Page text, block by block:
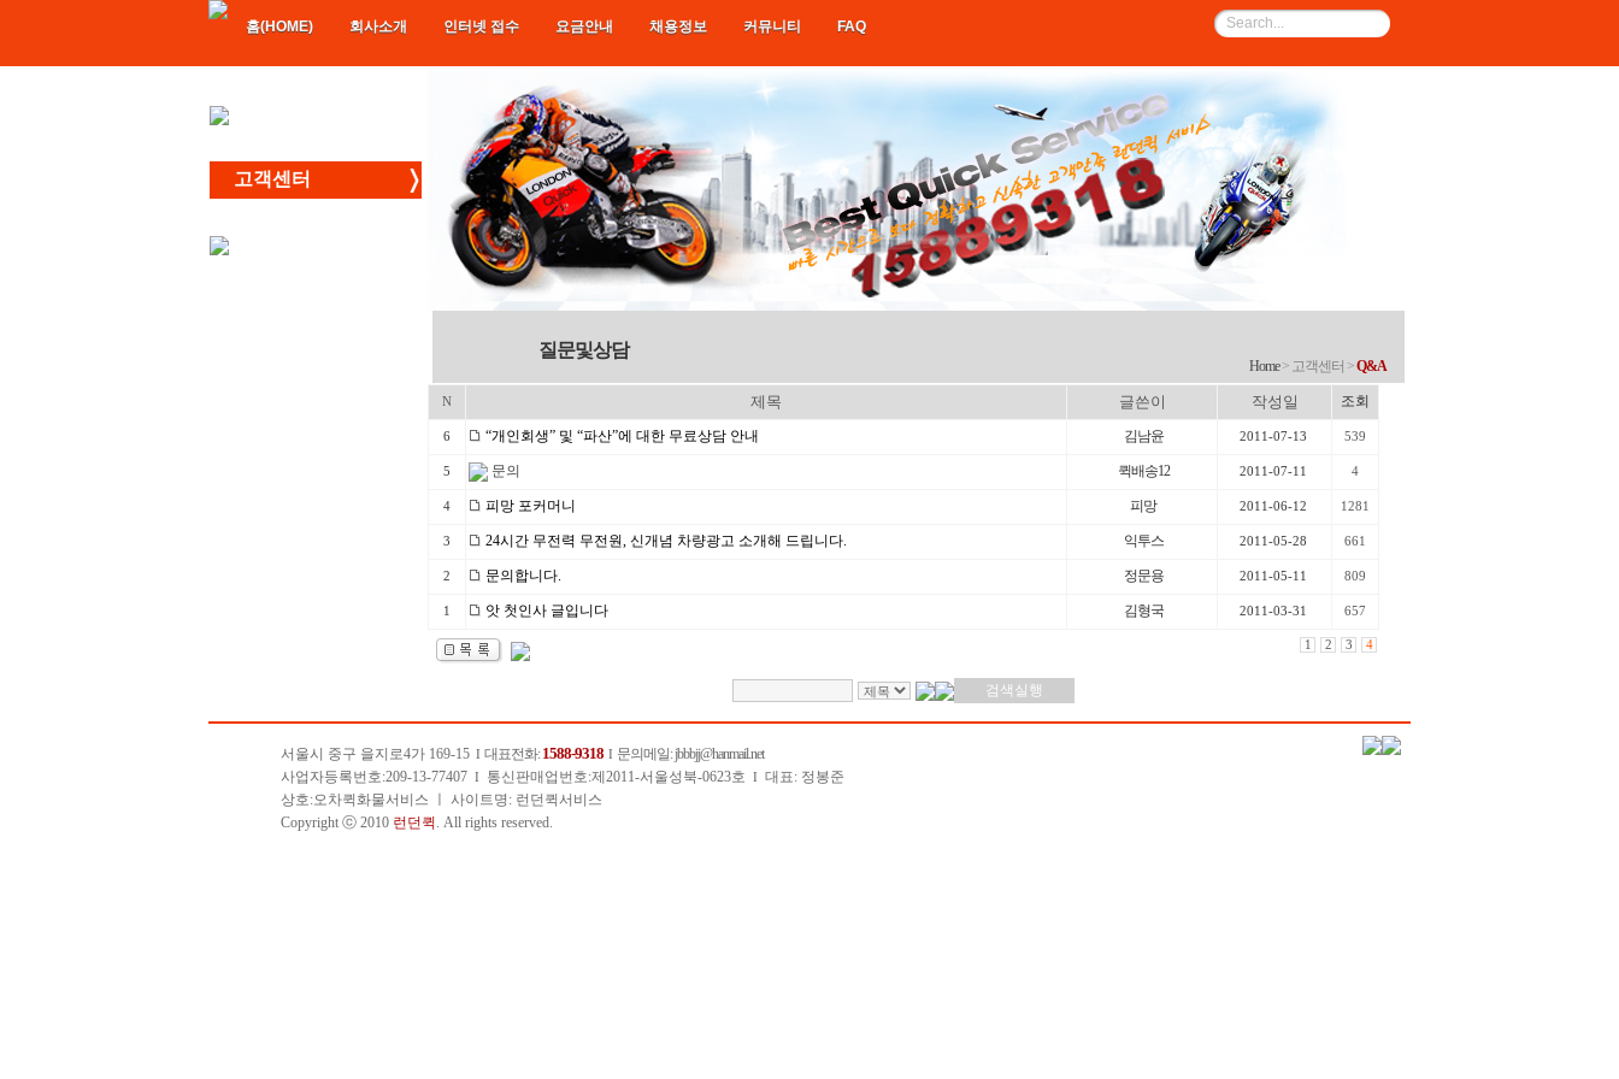
홈(HOME) 회사소개 인터넷 접수 요금안내 채용정보 커뮤니티 FAQ
고객센터
질문및상담
Home> 고객센터 >Q&A
N 제목 글쓴이 작성일 조회
6 “개인회생” 및 “파산”에 대한 무료상담 안내 김남윤 2011-07-13 539
5 문의 퀵배송12 2011-07-11 4
4 피망 포커머니 피망 2011-06-12 1281
3 24시간 무전력 무전원, 신개념 차량광고 소개해 드립니다. 익투스 2011-05-28 661
2 문의합니다. 정문용 2011-05-11 809
1 앗 첫인사 글입니다 김형국 2011-03-31 657
1 2 3 4
서울시 중구 을지로4가 169-15 I 대표전화:1588-9318 I 문의메일 : jbbbjj@hanmail.net
사업자등록번호:209-13-77407 I 통신판매업번호:제2011-서울성북-0623호 I
대표: 정봉준
상호:오차퀵화물서비스 ㅣ 사이트명: 런던퀵서비스
Copyright ⓒ 2010 런던퀵 . All rights reserved.